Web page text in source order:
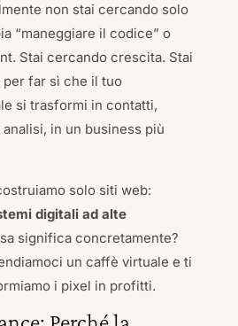
non stai cercando solo
“maneggiare il codice” o
Stai cercando crescita. Stai
far sì che il tuo
si trasformi in contatti,
in un business più
solo siti web:
digitali ad alte
significa concretamente?
un caffè virtuale e ti
i pixel in profitti.